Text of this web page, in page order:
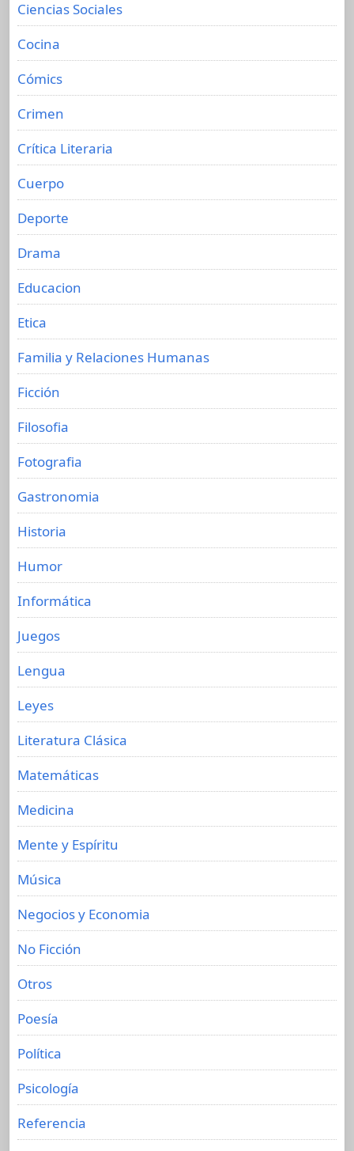
Ciencias Sociales
Cocina
Cómics
Crimen
Crítica Literaria
Cuerpo
Deporte
Drama
Educacion
Etica
Familia y Relaciones Humanas
Ficción
Filosofia
Fotografia
Gastronomia
Historia
Humor
Informática
Juegos
Lengua
Leyes
Literatura Clásica
Matemáticas
Medicina
Mente y Espíritu
Música
Negocios y Economia
No Ficción
Otros
Poesía
Política
Psicología
Referencia